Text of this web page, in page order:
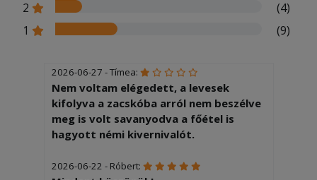
2
(4)
1
(9)
2026-06-27 - Tímea:
Nem voltam elégedett, a levesek
kifolyva a zacskóba arról nem beszélve
meg is volt savanyodva a főétel is
hagyott némi kivernivalót.
2026-06-22 - Róbert: